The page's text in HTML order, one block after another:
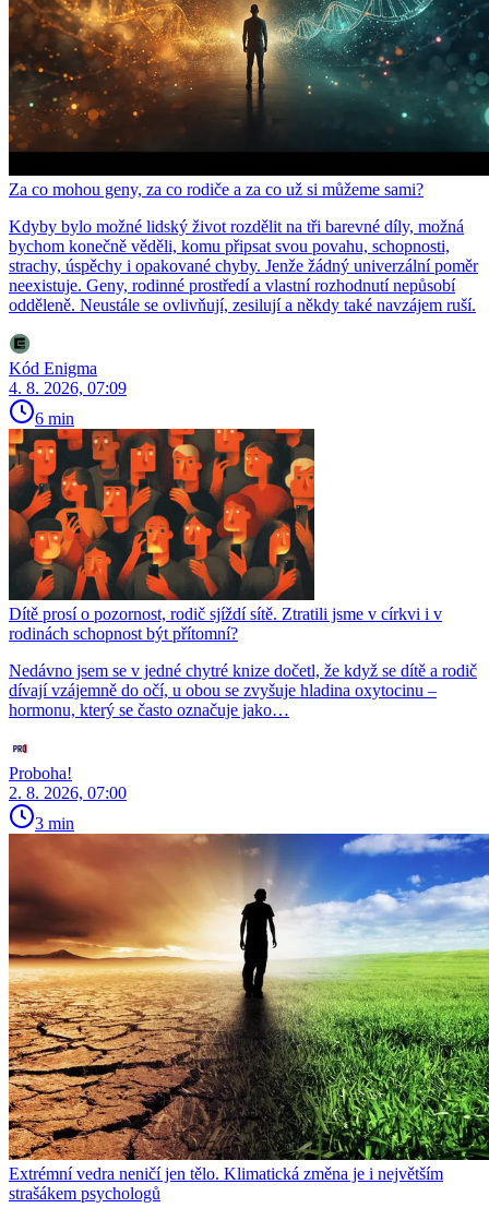
odpovědi, nové výzvy nebo inspiraci ke změně, najdete tu prostor k
zamyšlení i praktické tipy, které můžete přenést do každodenního
života.Rozvoj, který dává smysl – a posouvá vás dál.
Za co mohou geny, za co rodiče a za co už si můžeme sami?
Kdyby bylo možné lidský život rozdělit na tři barevné díly, možná
bychom konečně věděli, komu připsat svou povahu, schopnosti,
strachy, úspěchy i opakované chyby. Jenže žádný univerzální poměr
neexistuje. Geny, rodinné prostředí a vlastní rozhodnutí nepůsobí
odděleně. Neustále se ovlivňují, zesilují a někdy také navzájem ruší.
Kód Enigma
4. 8. 2026, 07:09
6 min
Dítě prosí o pozornost, rodič sjíždí sítě. Ztratili jsme v církvi i v
rodinách schopnost být přítomní?
Nedávno jsem se v jedné chytré knize dočetl, že když se dítě a rodič
dívají vzájemně do očí, u obou se zvyšuje hladina oxytocinu –
hormonu, který se často označuje jako…
Proboha!
2. 8. 2026, 07:00
3 min
Extrémní vedra neničí jen tělo. Klimatická změna je i největším
strašákem psychologů